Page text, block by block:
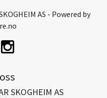
AS - Powered by
SKOGHEIM AS